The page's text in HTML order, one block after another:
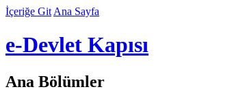
İçeriğe Git Ana Sayfa
e-Devlet Kapısı
Ana Bölümler